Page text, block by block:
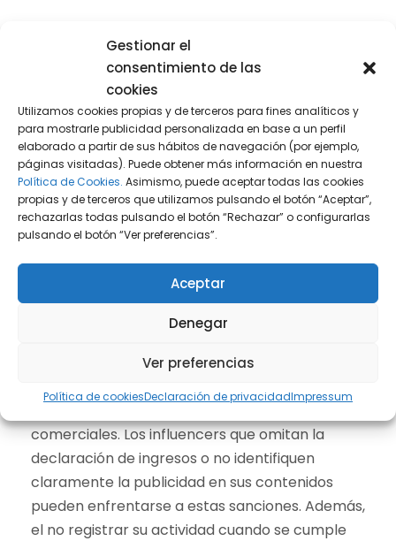
Gestionar el
consentimiento de las
cookies
Utilizamos cookies propias y de terceros para fines analíticos y
para mostrarle publicidad personalizada en base a un perfil
elaborado a partir de sus hábitos de navegación (por ejemplo,
páginas visitadas). Puede obtener más información en nuestra
Política de Cookies. Asimismo, puede aceptar todas las cookies
propias y de terceros que utilizamos pulsando el botón “Aceptar”,
rechazarlas todas pulsando el botón “Rechazar” o configurarlas
pulsando el botón “Ver preferencias”.
Aceptar
Denegar
Ver preferencias
Política de cookiesDeclaración de privacidadImpressum
cumplir con estándares adicionales, incluyendo
la inscripción en el registro, y asumir
responsabilidades como garantizar la
transparencia publicitaria, proteger a los
menores y declarar ingresos. Además, se
encuentran sujetos a auditorías y controles que
faciliten el cumplimiento de estas obligaciones.
de Influencers 2024
puede dar lugar a sanciones
significativas, que van desde multas
comerciales. Los influencers que omitan la
declaración de ingresos o no identifiquen
claramente la publicidad en sus contenidos
pueden enfrentarse a estas sanciones. Además,
el no registrar su actividad cuando se cumple